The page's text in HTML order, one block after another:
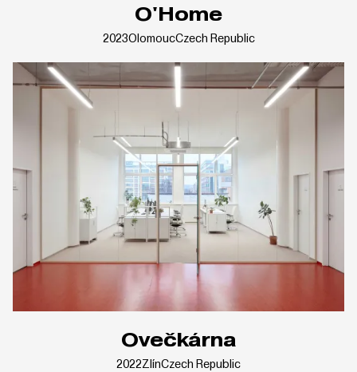
O'Home
2023OlomoucCzech Republic
Ovečkárna
2022ZlínCzech Republic